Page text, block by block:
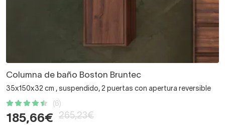
Columna de baño Boston Bruntec
35x150x32 cm , suspendido, 2 puertas con apertura reversible
(6)
185,66€ 265,23€